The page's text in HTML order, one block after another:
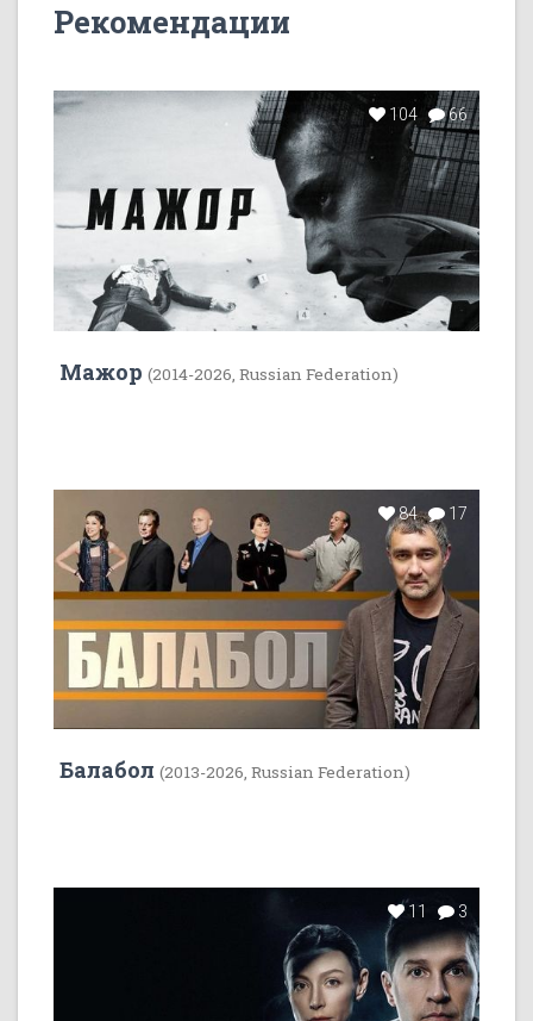
Рекомендации
104 66
Мажор (2014-2026, Russian Federation)
84 17
Балабол (2013-2026, Russian Federation)
11 3